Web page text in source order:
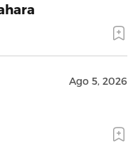
Ago 5, 2026